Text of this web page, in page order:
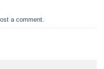
a comment